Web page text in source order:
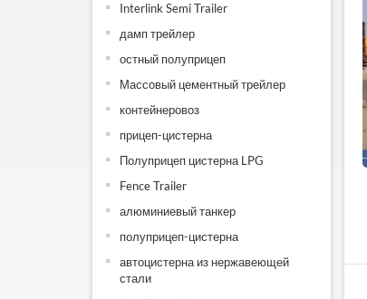
Interlink Semi Trailer
дамп трейлер
остный полуприцеп
Массовый цементный трейлер
контейнеровоз
прицеп-цистерна
Полуприцеп цистерна LPG
Fence Trailer
алюминиевый танкер
полуприцеп-цистерна
автоцистерна из нержавеющей
стали